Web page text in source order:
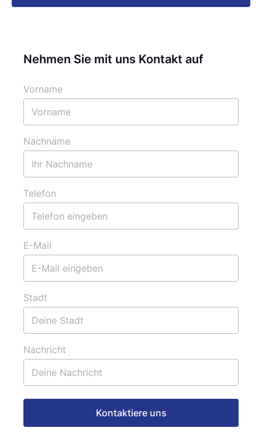
Nehmen Sie mit uns Kontakt auf
Vorname
Nachname
Telefon
E-Mail
Stadt
Nachricht
Kontaktiere uns